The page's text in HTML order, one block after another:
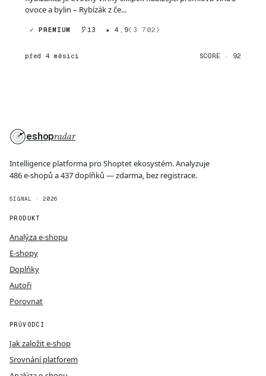
ovoce a bylin – Rybízák z če...
✓ PREMIUM 13 ★ 4,9(3 702)
před 4 měsíci SCORE · 92
eshopradar
Intelligence platforma pro Shoptet ekosystém. Analyzuje
486 e-shopů a 437 doplňků — zdarma, bez registrace.
SIGNAL · 2026
PRODUKT
Analýza e-shopu
E-shopy
Doplňky
Autoři
Porovnat
PRŮVODCI
Jak založit e-shop
Srovnání platforem